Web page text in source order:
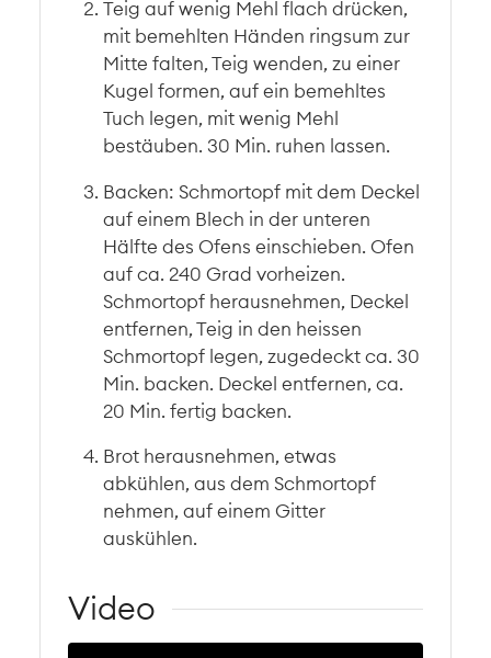
Teig auf wenig Mehl flach drücken,
mit bemehlten Händen ringsum zur
Mitte falten, Teig wenden, zu einer
Kugel formen, auf ein bemehltes
Tuch legen, mit wenig Mehl
bestäuben. 30 Min. ruhen lassen.
Backen: Schmortopf mit dem Deckel
auf einem Blech in der unteren
Hälfte des Ofens einschieben. Ofen
auf ca. 240 Grad vorheizen.
Schmortopf herausnehmen, Deckel
entfernen, Teig in den heissen
Schmortopf legen, zugedeckt ca. 30
Min. backen. Deckel entfernen, ca.
20 Min. fertig backen.
Brot herausnehmen, etwas
abkühlen, aus dem Schmortopf
nehmen, auf einem Gitter
auskühlen.
Video